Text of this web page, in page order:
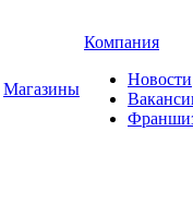
Магазины
Компания
Новости